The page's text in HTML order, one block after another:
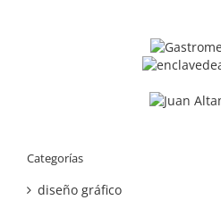
Categorías
diseño gráfico